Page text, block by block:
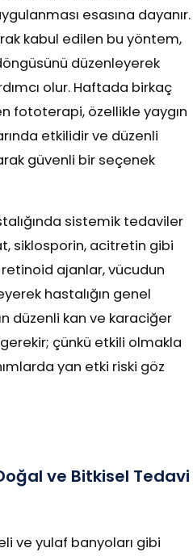
esasına dayanır.
kabul edilen bu yöntem,
düzenleyerek
olur. Haftada birkaç
fototerapi, özellikle yaygın
etkilidir ve düzenli
güvenli bir seçenek
sistemik tedaviler
siklosporin, acitretin gibi
ajanlar, vücudun
hastalığın genel
düzenli kan ve karaciğer
çünkü etkili olmakla
yan etki riski göz
ve Bitkisel Tedavi
ve yulaf banyoları gibi